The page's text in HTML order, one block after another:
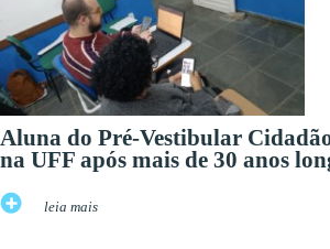
Aluna do Pré-Vestibular
na UFF após mais de 30 anos
leia mais